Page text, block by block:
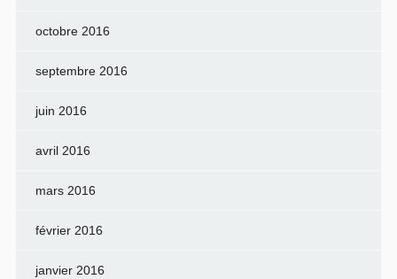
octobre 2016
septembre 2016
juin 2016
avril 2016
mars 2016
février 2016
janvier 2016